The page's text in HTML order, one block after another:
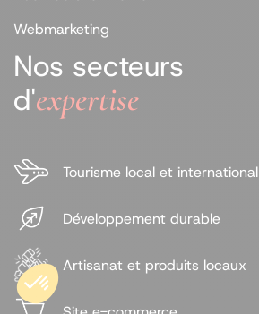
Webmarketing
Nos secteurs
d'expertise
Tourisme local et international
Développement durable
Artisanat et produits locaux